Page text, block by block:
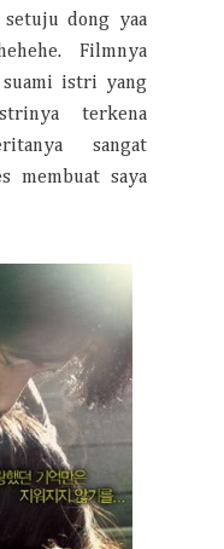
dong yaa
Filmnya
suami istri yang
terkena
sangat
membuat saya